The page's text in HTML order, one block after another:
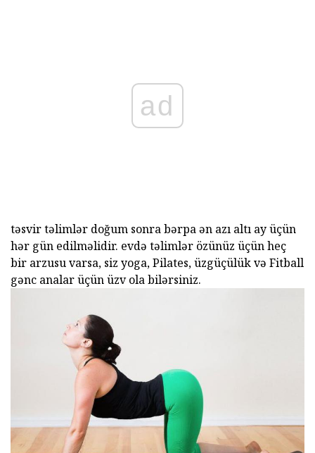
ad
təsvir təlimlər doğum sonra bərpa ən azı altı ay üçün
hər gün edilməlidir. evdə təlimlər özünüz üçün heç
bir arzusu varsa, siz yoga, Pilates, üzgüçülük və Fitball
gənc analar üçün üzv ola bilərsiniz.